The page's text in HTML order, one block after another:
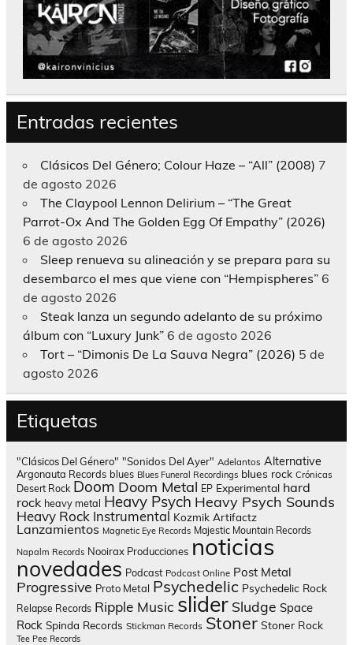
Entradas recientes
Clásicos Del Género; Colour Haze – “All” (2008) 7
de agosto 2026
The Claypool Lennon Delirium – “The Great
Parrot-Ox And The Golden Egg Of Empathy” (2026)
6 de agosto 2026
Sleep renueva su alineación y se prepara para su
desembarco el mes que viene con “Hempispheres” 6
de agosto 2026
Steak lanza un segundo adelanto de su próximo
álbum con “Luxury Junk” 6 de agosto 2026
Tort – “Dimonis De La Sauva Negra” (2026) 5 de
agosto 2026
Etiquetas
"Clásicos Del Género" "Sonidos Del Ayer" Adelantos Alternative
Argonauta Records blues Blues Funeral Recordings blues rock Crónicas
Desert Rock Doom Doom Metal EP Experimental hard
rock heavy metal Heavy Psych Heavy Psych Sounds
Heavy Rock Instrumental Kozmik Artifactz
Lanzamientos Magnetic Eye Records Majestic Mountain Records
Napalm Records Nooirax Producciones noticias
novedades Podcast Podcast Online Post Metal
Progressive Proto Metal Psychedelic Psychedelic Rock
Relapse Records Ripple Music slider Sludge Space
Rock Spinda Records Stickman Records Stoner Stoner Rock
Tee Pee Records